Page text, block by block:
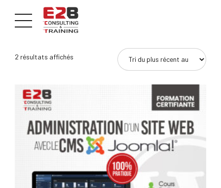
2 résultats affichés
HTTP
du
de